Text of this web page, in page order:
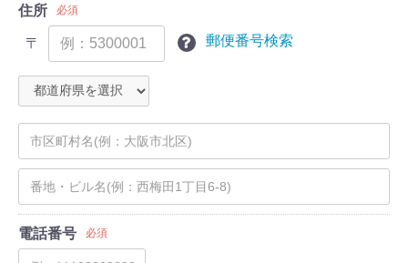
住所 必須
〒 郵便番号検索
電話番号 必須